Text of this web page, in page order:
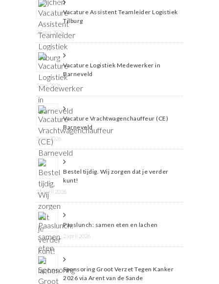
Vacature Assistent Teamleider Logistiek
Tilburg
26 mei 2026
Vacature Logistiek Medewerker in
Barneveld
5 mei 2026
Vacature Vrachtwagenchauffeur (CE)
Barneveld
5 mei 2026
Bestel tijdig. Wij zorgen dat je verder
kunt!
21 april 2026
Paaslunch: samen eten en lachen
2 april 2026
Sponsoring Groot Verzet Tegen Kanker
2026 via Arent van de Sande